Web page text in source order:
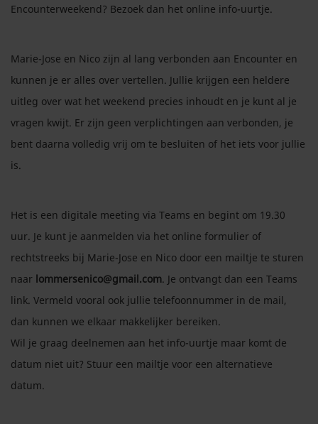
Encounterweekend? Bezoek dan het online info-uurtje.
Marie-Jose en Nico zijn al lang verbonden aan Encounter en
kunnen je er alles over vertellen. Jullie krijgen een heldere
uitleg over wat het weekend precies inhoudt en je kunt al je
vragen kwijt. Er zijn geen verplichtingen aan verbonden, je
bent daarna volledig vrij om te besluiten of het iets voor jullie
is.
Het is een digitale meeting via Teams en begint om 19.30
uur. Je kunt je aanmelden via het online formulier of
rechtstreeks bij Marie-Jose en Nico door een mailtje te sturen
naar lommersenico@gmail.com. Je ontvangt dan een Teams
link. Vermeld vooral ook jullie telefoonnummer in de mail,
dan kunnen we elkaar makkelijker bereiken.
Wil je graag deelnemen aan het info-uurtje maar komt de
datum niet uit? Stuur een mailtje voor een alternatieve
datum.